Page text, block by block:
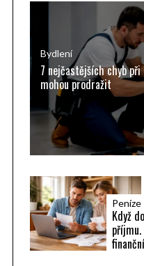
:
Bydlení
7 nejčastějších chyb
mohou prodražit
Peníze
Když
příjmu.